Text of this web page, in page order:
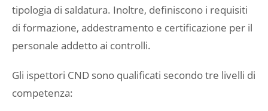
tipologia di saldatura. Inoltre, definiscono i requisiti
di formazione, addestramento e certificazione per il
personale addetto ai controlli.
Gli ispettori CND sono qualificati secondo tre livelli di
competenza: